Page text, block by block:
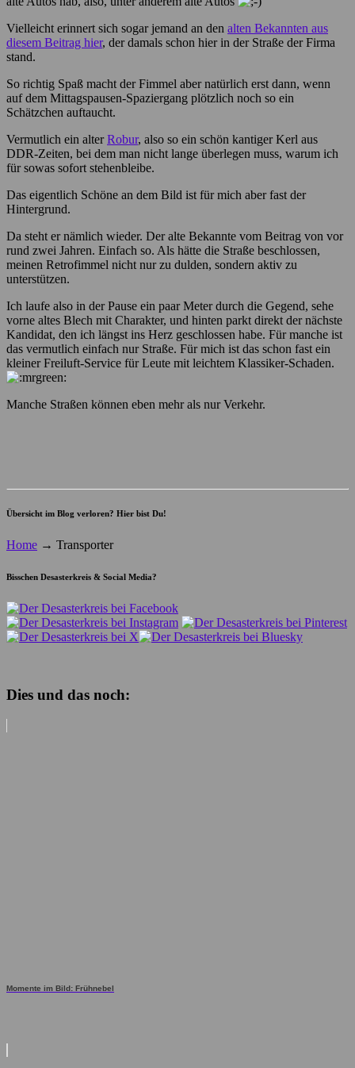
Vielleicht erinnert sich sogar jemand an den alten Bekannten aus
diesem Beitrag hier, der damals schon hier in der Straße der Firma
stand.
So richtig Spaß macht der Fimmel aber natürlich erst dann, wenn
auf dem Mittagspausen-Spaziergang plötzlich noch so ein
Schätzchen auftaucht.
Vermutlich ein alterRobur, also so ein schön kantiger Kerl aus
DDR-Zeiten, bei dem man nicht lange überlegen muss, warum ich
für sowas sofort stehenbleibe.
Das eigentlich Schöne an dem Bild ist für mich aber fast der
Hintergrund.
Da steht er nämlich wieder. Der alte Bekannte vom Beitrag von vor
rund zwei Jahren. Einfach so. Als hätte die Straße beschlossen,
meinen Retrofimmel nicht nur zu dulden, sondern aktiv zu
unterstützen.
Ich laufe also in der Pause ein paar Meter durch die Gegend, sehe
vorne altes Blech mit Charakter, und hinten parkt direkt der nächste
Kandidat, den ich längst ins Herz geschlossen habe. Für manche ist
das vermutlich einfach nur Straße. Für mich ist das schon fast ein
kleiner Freiluft-Service für Leute mit leichtem Klassiker-Schaden.
Manche Straßen können eben mehr als nur Verkehr.
Übersicht im Blog verloren? Hier bist Du!
Home → Transporter
Bisschen Desasterkreis & Social Media?
Dies und das noch:
Momente im Bild: Frühnebel